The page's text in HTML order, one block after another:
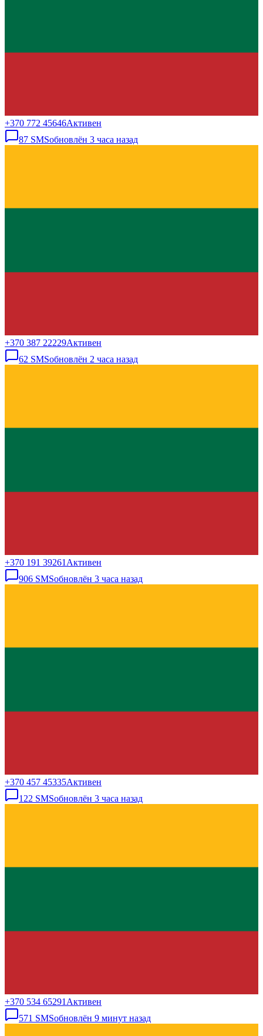
+370 772 45646Активен
87 SMSобновлён 3 часа назад
+370 387 22229Активен
62 SMSобновлён 2 часа назад
+370 191 39261 Активен
906 SMSобновлён 3 часа назад
+370 457 45335Активен
122 SMSобновлён 3 часа назад
+370 534 65291 Активен
571 SMSобновлён 9 минут назад